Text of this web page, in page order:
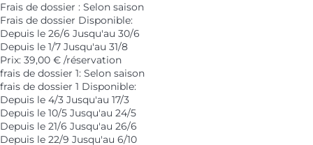
Frais de dossier : Selon saison
Frais de dossier Disponible:
Depuis le 26/6 Jusqu'au 30/6
Depuis le 1/7 Jusqu'au 31/8
Prix: 39,00 € /réservation
frais de dossier 1: Selon saison
frais de dossier 1 Disponible:
Depuis le 4/3 Jusqu'au 17/3
Depuis le 10/5 Jusqu'au 24/5
Depuis le 21/6 Jusqu'au 26/6
Depuis le 22/9 Jusqu'au 6/10